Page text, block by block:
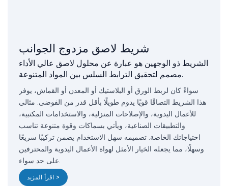
شريط لاصق مزدوج الجوانب
الشريط ذو الوجهين هو عبارة عن محلول لاصق عالي الأداء
مصمم لتحقيق الترابط السلس بين المواد المتنوعة.
سواءً كان لربط الورق أو البلاستيك أو المعدن أو القماش، يوفر
هذا الشريط التصاقًا قويًا يدوم طويلًا بأقل قدر من الفوضى. مثالي
للأعمال اليدوية، والإصلاحات المنزلية، والاستخدامات المكتبية،
والتطبيقات الصناعية، ويأتي بسماكات وقوة متنوعة تناسب
احتياجاتك الخاصة. تصميمه سهل الاستخدام يضمن تركيبًا سريعًا
وسهلًا، مما يجعله الخيار الأمثل لهواة الأعمال اليدوية والمحترفين
على حد سواء.
اقرأ المزيد >